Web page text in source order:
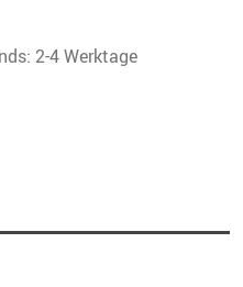
2-4 Werktage